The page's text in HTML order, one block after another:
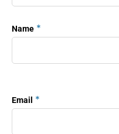
Name *
Email *